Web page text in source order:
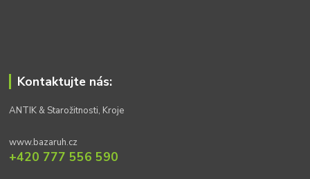
Kontaktujte nás:
ANTIK & Starožitnosti, Kroje
www.bazaruh.cz
+420 777 556 590